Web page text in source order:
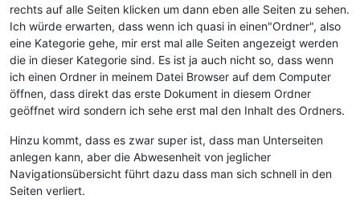
rechts auf alle Seiten klicken um dann eben alle Seiten zu sehen.
Ich würde erwarten, dass wenn ich quasi in einen"Ordner", also
eine Kategorie gehe, mir erst mal alle Seiten angezeigt werden
die in dieser Kategorie sind. Es ist ja auch nicht so, dass wenn
ich einen Ordner in meinem Datei Browser auf dem Computer
öffnen, dass direkt das erste Dokument in diesem Ordner
geöffnet wird sondern ich sehe erst mal den Inhalt des Ordners.
Hinzu kommt, dass es zwar super ist, dass man Unterseiten
anlegen kann, aber die Abwesenheit von jeglicher
Navigationsübersicht führt dazu dass man sich schnell in den
Seiten verliert.